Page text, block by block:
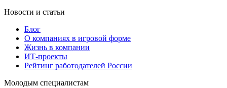
Новости и статьи
Блог
О компаниях в игровой форме
Жизнь в компании
ИТ-проекты
Рейтинг работодателей России
Молодым специалистам